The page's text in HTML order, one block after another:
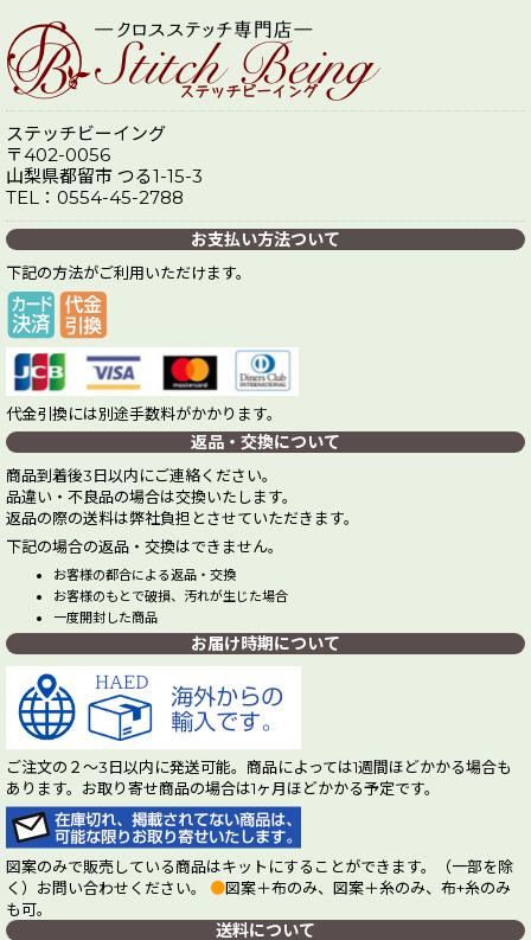
ステッチビーイング
〒402-0056
山梨県都留市 つる1-15-3
TEL：0554-45-2788
お支払い方法ついて
下記の方法がご利用いただけます。
代金引換には別途手数料がかかります。
返品・交換について
商品到着後3日以内にご連絡ください。
品違い・不良品の場合は交換いたします。
返品の際の送料は弊社負担とさせていただきます。
下記の場合の返品・交換はできません。
お客様の都合による返品・交換
お客様のもとで破損、汚れが生じた場合
一度開封した商品
お届け時期について
ご注文の２～3日以内に発送可能。商品によっては1週間ほどかかる場合も
あります。お取り寄せ商品の場合は1ヶ月ほどかかる予定です。
図案のみで販売している商品はキットにすることができます。（一部を除
く）お問い合わせください。 ●図案＋布のみ、図案＋糸のみ、布+糸のみ
も可。
送料について